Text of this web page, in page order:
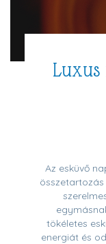
Az esküvő
összetartozás
tökéletes
energiát és